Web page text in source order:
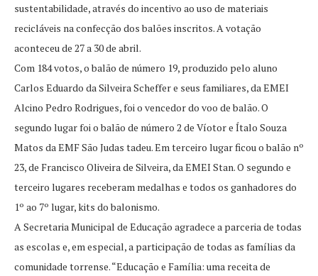
sustentabilidade, através do incentivo ao uso de materiais
recicláveis na confecção dos balões inscritos. A votação
aconteceu de 27 a 30 de abril.
Com 184 votos, o balão de número 19, produzido pelo aluno
Carlos Eduardo da Silveira Scheffer e seus familiares, da EMEI
Alcino Pedro Rodrigues, foi o vencedor do voo de balão. O
segundo lugar foi o balão de número 2 de Víotor e Ítalo Souza
Matos da EMF São Judas tadeu. Em terceiro lugar ficou o balão nº
23, de Francisco Oliveira de Silveira, da EMEI Stan. O segundo e
terceiro lugares receberam medalhas e todos os ganhadores do
1º ao 7º lugar, kits do balonismo.
A Secretaria Municipal de Educação agradece a parceria de todas
as escolas e, em especial, a participação de todas as famílias da
comunidade torrense. “Educação e Família: uma receita de